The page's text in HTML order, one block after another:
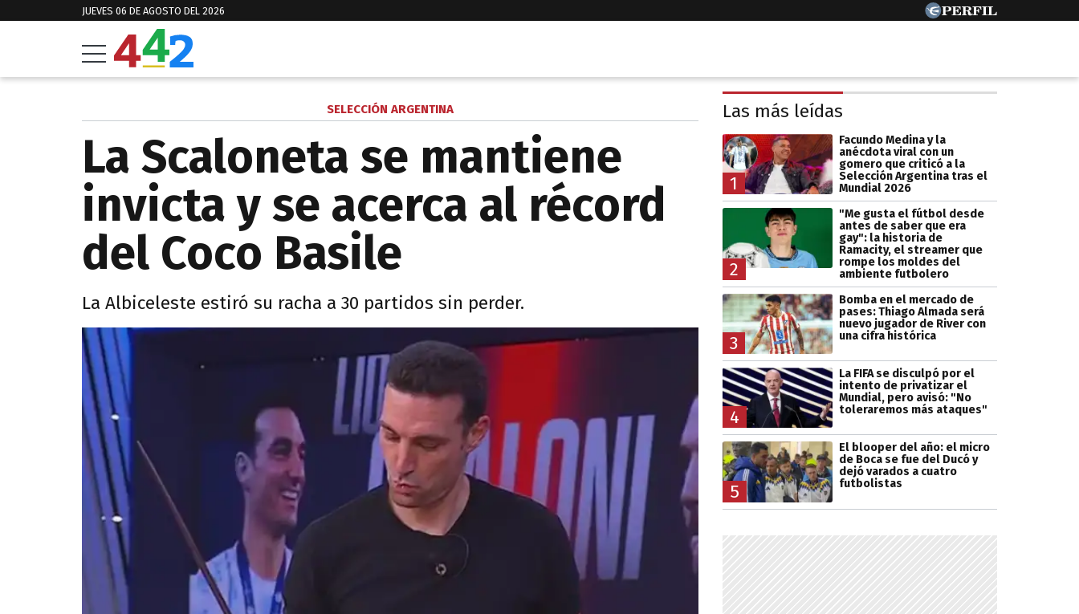
JUEVES 06 DE AGOSTO DEL 2026
SELECCIÓN ARGENTINA
La Scaloneta se mantiene
invicta y se acerca al récord
del Coco Basile
La Albiceleste estiró su racha a 30 partidos sin perder.
Las más leídas
1
Facundo Medina y la
anécdota viral con un
gomero que criticó a la
Selección Argentina tras el
Mundial 2026
2
"Me gusta el fútbol desde
antes de saber que era
gay": la historia de
Ramacity, el streamer que
rompe los moldes del
ambiente futbolero
3
Bomba en el mercado de
pases: Thiago Almada será
nuevo jugador de River con
una cifra histórica
4
La FIFA se disculpó por el
intento de privatizar el
Mundial, pero avisó: "No
toleraremos más ataques"
5
El blooper del año: el micro
de Boca se fue del Ducó y
dejó varados a cuatro
futbolistas